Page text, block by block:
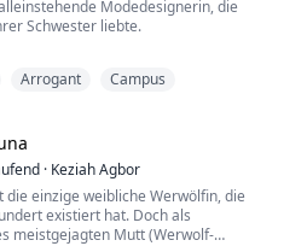
Modedesignerin, die
Schwester liebte.
mit einem heißen Fremden.
sie sich leise davon, ohne zu wissen,
ihrem Bett David war, der Präsident
der es hasst, von Frauen berührt zu
Arrogant Campus
· Keziah Agbor
die einzige weibliche Werwölfin, die
existiert hat. Doch als
meistgejagten Mutt (Werwolf-